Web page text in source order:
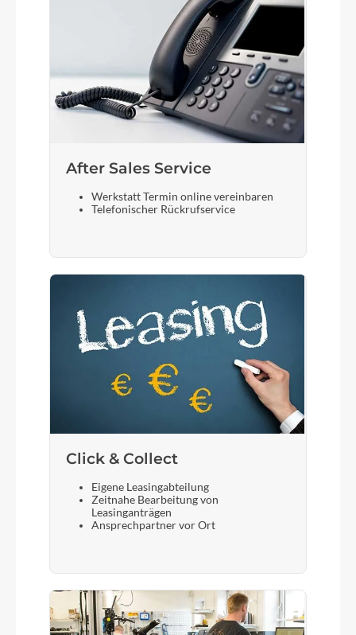
Bremshebel
Shimano
Steuersatz
ACROS AZF-1035, ICR (Integrated Cable
Routing), Top Zero-Stack 1 1/2" (ZS 56mm),
Bottom Zero-Stack 1 1/2" (ZS 56mm), HIC
Sattel
Gabel
Fox 34 Float Sport AWL , Tapered, 15x110mm, E-
Bike Optimized, 100mm
Bosch Kiox 500, Bosch LED Remote
Sattelstütze
CUBE Dropper Post, Handlebar Lever, Internal
After Sales Service
Werkstatt Termin online vereinbaren
Telefonischer Rückrufservice
Click & Collect
Eigene Leasingabteilung
Zeitnahe Bearbeitung von
Leasinganträgen
Ansprechpartner vor Ort